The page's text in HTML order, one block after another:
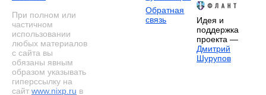
При полном или
частичном
использовании
любых материалов
с сайта вы
обязаны явным
образом указывать
гиперссылку на
сайт www.nixp.ru в
Обратная
связь
Идея и
поддержка
проекта —
Дмитрий
Шурупов